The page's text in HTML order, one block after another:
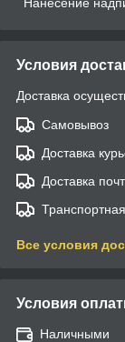
Условия
Доставка
Самовывоз
Доставка
Доставка
Все условия
Условия
Наличными